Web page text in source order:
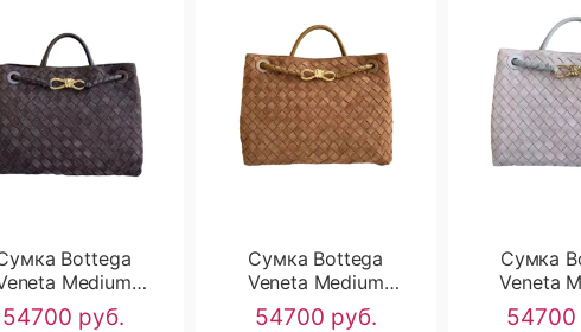
Bottega
Medium
RN2709
54700 руб.
Сумка Bottega
Veneta Medium
Andiamo RN2708
54700 руб.
Сумка
Veneta
Andiamo
54700